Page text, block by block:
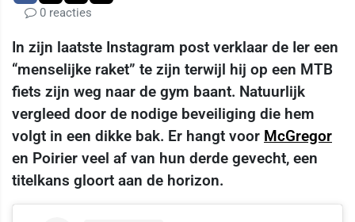
0 reacties
In zijn laatste Instagram post verklaar de Ier een
“menselijke raket” te zijn terwijl hij op een MTB
fiets zijn weg naar de gym baant. Natuurlijk
vergleed door de nodige beveiliging die hem
volgt in een dikke bak. Er hangt voor McGregor
en Poirier veel af van hun derde gevecht, een
titelkans gloort aan de horizon.